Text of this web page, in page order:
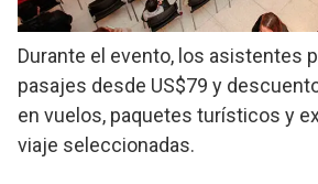
Durante el evento, los asistentes
pasajes desde US$79 y
en vuelos, paquetes turísticos y
viaje seleccionadas.